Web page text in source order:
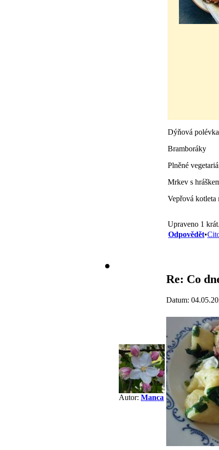
Dýňová
Bramboráky
Plněné
Mrkev s
Vepřová kotleta
Upraveno 1
Odpovědět•
Autor: Manca
Re: Co
Datum: